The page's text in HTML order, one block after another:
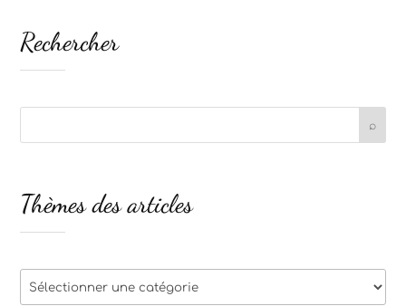
Rechercher
Thèmes des articles
Thèmes
des